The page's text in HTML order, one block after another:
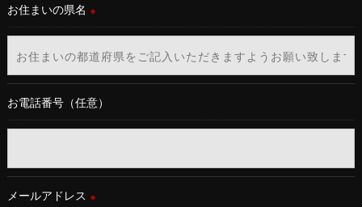
お住まいの県名 ※
お電話番号（任意）
メールアドレス ※